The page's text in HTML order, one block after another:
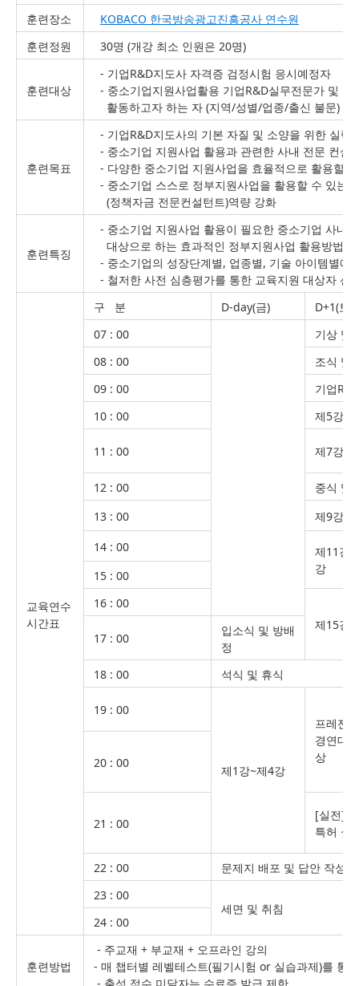
훈련장소
KOBACO 한국방송광고진흥공사 연수원
훈련정원
30명 (개강 최소 인원은 20명)
훈련대상
- 기업R&D지도사 자격증 검정시험 응시예정자
- 중소기업지원사업활용 기업R&D실무전문가 및
활동하고자 하는 자 (지역/성별/업종/출신 불문)
훈련목표
- 기업R&D지도사의 기본 자질 및 소양을 위한 실력
- 중소기업 지원사업 활용과 관련한 사내 전문 컨설
- 다양한 중소기업 지원사업을 효율적으로 활용할
- 중소기업 스스로 정부지원사업을 활용할 수 있는
(정책자금 전문컨설턴트)역량 강화
훈련특징
- 중소기업 지원사업 활용이 필요한 중소기업 사내
대상으로 하는 효과적인 정부지원사업 활용방법과
- 중소기업의 성장단계별, 업종별, 기술 아이템별에
- 철저한 사전 심층평가를 통한 교육지원 대상자 선
교육연수
시간표
구 분 D-day(금)
D+1(토)
07 : 00
기상 및
08 : 00
조식 및
09 : 00
기업
10 : 00
제5강~
11 : 00 제7강~
12 : 00
중식
13 : 00
제9강~
14 : 00
제11강
강
15 : 00
16 : 00
제15강
17 : 00
입소식 및 방배
정
18 : 00
석식 및 휴식
19 : 00
제1강~제4강
프레젠
경연대
상
20 : 00
21 : 00
[실전]
특허 실
22 : 00
문제지 배포 및 답안 작성
23 : 00
세면 및 취침
24 : 00
훈련방법
- 주교재 + 부교재 + 오프라인 강의
- 매 챕터별 레벨테스트(필기시험 or 실습과제)를 통